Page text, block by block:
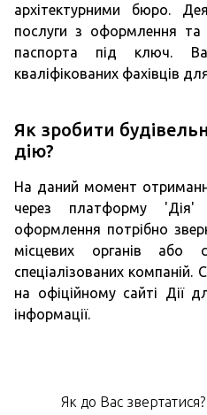
архітектурними бюро.
послуги з оформлення та
паспорта під ключ.
кваліфікованих фахівців
Як зробити
дію?
На даний момент
через платформу
оформлення потрібно
місцевих органів або
спеціалізованих компаній.
на офіційному сайті Дії
інформації.
Як до Вас звертатися?